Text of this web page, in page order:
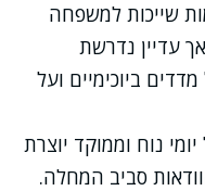
שייכות למשפחה
עדיין נדרשת
ביוכימיים ועל
נוח וממוקד יוצרת
סביב המחלה.